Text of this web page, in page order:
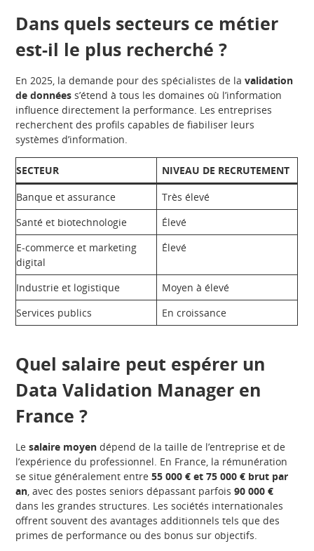
Dans quels secteurs ce métier
est-il le plus recherché ?
En 2025, la demande pour des spécialistes de lavalidation
de données s’étend à tous les domaines où l’information
influence directement la performance. Les entreprises
recherchent des profils capables de fiabiliser leurs
systèmes d’information.
SECTEUR
NIVEAU DE RECRUTEMENT
Banque et assurance
Très élevé
Santé et biotechnologie
Élevé
E-commerce et marketing
digital
Élevé
Industrie et logistique
Moyen à élevé
Services publics
En croissance
Quel salaire peut espérer un
Data Validation Manager en
France ?
Lesalaire moyen dépend de la taille de l’entreprise et de
l’expérience du professionnel. En France, la rémunération
se situe généralement entre55 000 € et 75 000 € brut par
an, avec des postes seniors dépassant parfois90 000 €
dans les grandes structures. Les sociétés internationales
offrent souvent des avantages additionnels tels que des
primes de performance ou des bonus sur objectifs.